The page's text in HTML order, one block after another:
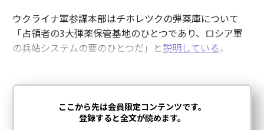
ウクライナ軍参謀本部はチホレツクの弾薬庫について
「占領者の3大弾薬保管基地のひとつであり、ロシア軍
の兵站システムの要のひとつだ」と説明している。